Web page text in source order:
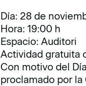
Día: 28 de
Hora: 19:00 h
Espacio: Auditori
Actividad gratuita
Con motivo del
proclamado por la